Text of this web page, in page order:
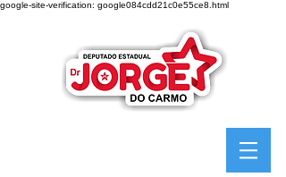
google-site-verification: google084cdd21c0e55ce8.html